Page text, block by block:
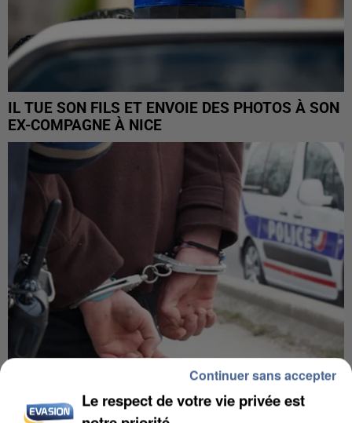
IL TUE SON FILS ET ENVOIE DES PHOTOS À SON
EX-COMPAGNE À NICE
L’UN DES FONDATEURS SUPPOSÉS DE LA DZ
Le respect de votre vie privée est
Continuer sans accepter